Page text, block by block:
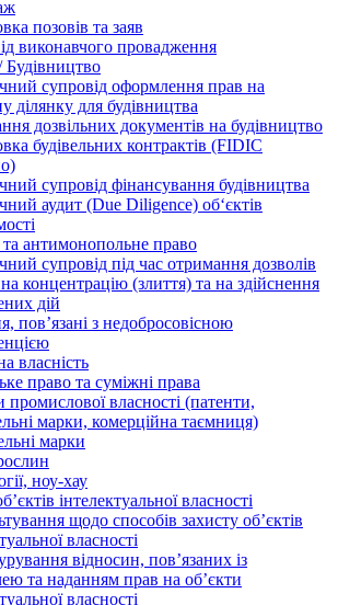
позовів та заяв
виконавчого провадження
Будівництво
супровід оформлення прав на
ділянку для будівництва
дозвільних документів на будівництво
будівельних контрактів (FIDIC
супровід фінансування будівництва
аудит (Due Diligence) об‘єктів
антимонопольне право
супровід під час отримання дозволів
концентрацію (злиття) та на здійснення
дій
пов’язані з недобросовісною
власність
право та суміжні права
промислової власності (патенти,
марки, комерційна таємниця)
марки
ноу-хау
інтелектуальної власності
щодо способів захисту об’єктів
власності
відносин, пов’язаних із
та наданням прав на об’єкти
власності